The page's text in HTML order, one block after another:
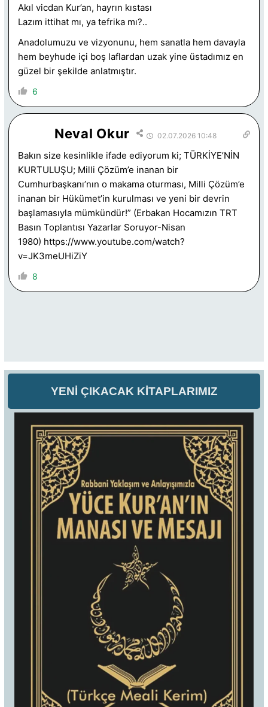
YENİ ÇIKACAK KİTAPLARIMIZ
Akıl vicdan Kur’an, hayrın kıstası
Lazım ittihat mı, ya tefrika mı?..
Anadolumuzu ve vizyonunu, hem sanatla hem davayla
hem beyhude içi boş laflardan uzak yine üstadımız en
güzel bir şekilde anlatmıştır.
6
Neval Okur 02.07.2026 10:48
Bakın size kesinlikle ifade ediyorum ki; TÜRKİYE’NİN
KURTULUŞU; Milli Çözüm’e inanan bir
Cumhurbaşkanı’nın o makama oturması, Milli Çözüm’e
inanan bir Hükümet’in kurulması ve yeni bir devrin
başlamasıyla mümkündür!” (Erbakan Hocamızın TRT
Basın Toplantısı Yazarlar Soruyor-Nisan
1980) https://www.youtube.com/watch?
v=JK3meUHiZiY
8